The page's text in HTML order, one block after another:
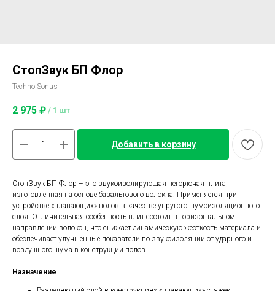
СтопЗвук БП Флор
Techno Sonus
2 975 ₽ / 1 шт
Добавить в корзину
СтопЗвук БП Флор – это звукоизолирующая негорючая плита,
изготовленная на основе базальтового волокна. Применяется при
устройстве «плавающих» полов в качестве упругого шумоизоляционного
слоя. Отличительная особенность плит состоит в горизонтальном
направлении волокон, что снижает динамическую жесткость материала и
обеспечивает улучшенные показатели по звукоизоляции от ударного и
воздушного шума в конструкции полов.
Назначение